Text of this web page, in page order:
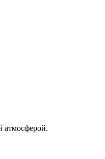
атмосферой.